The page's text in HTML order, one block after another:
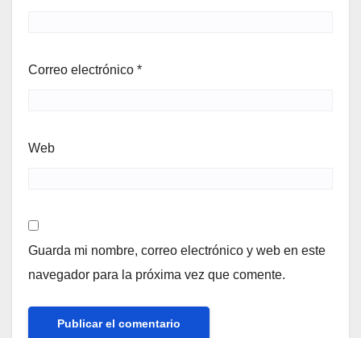
Correo electrónico *
Web
Guarda mi nombre, correo electrónico y web en este
navegador para la próxima vez que comente.